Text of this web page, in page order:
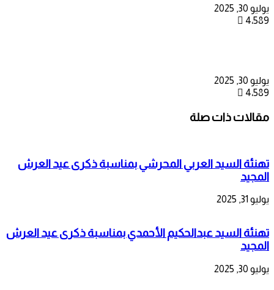
يوليو 30, 2025
4٬589
يوليو 30, 2025
4٬589
مقالات ذات صلة
تهنئة السيد العربي المحرشي بمناسبة ذكرى عيد العرش
المجيد
يوليو 31, 2025
تهنئة السيد عبدالحكيم الأحمدي بمناسبة ذكرى عيد العرش
المجيد
يوليو 30, 2025